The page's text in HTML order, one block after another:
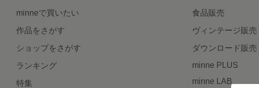
minneで買いたい
作品をさがす
ショップをさがす
ランキング
特集
食品販売
ヴィンテージ販売
ダウンロード販売
minne PLUS
minne LAB